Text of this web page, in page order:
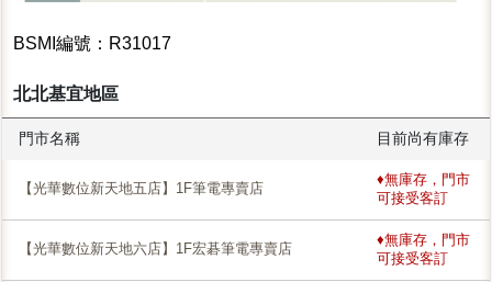
BSMI編號：R31017
北北基宜地區
門市名稱 目前尚有庫存
【光華數位新天地五店】1F筆電專賣店
♦無庫存，門市
可接受客訂
【光華數位新天地六店】1F宏碁筆電專賣店
♦無庫存，門市
可接受客訂